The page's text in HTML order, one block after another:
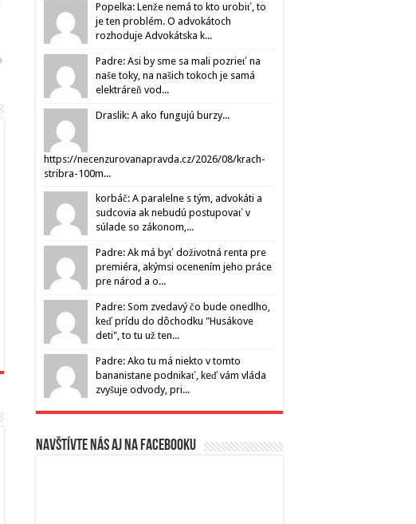
Popelka: Lenže nemá to kto urobiť, to
je ten problém. O advokátoch
rozhoduje Advokátska k...
Padre: Asi by sme sa mali pozrieť na
naše toky, na našich tokoch je samá
elektráreň vod...
Draslik: A ako fungujú burzy...
https://necenzurovanapravda.cz/2026/08/krach-
stribra-100m...
korbáč: A paralelne s tým, advokáti a
sudcovia ak nebudú postupovať v
súlade so zákonom,...
Padre: Ak má byť doživotná renta pre
premiéra, akýmsi ocenením jeho práce
pre národ a o...
Padre: Som zvedavý čo bude onedlho,
keď prídu do dôchodku "Husákove
deti", to tu už ten...
Padre: Ako tu má niekto v tomto
bananistane podnikať, keď vám vláda
zvyšuje odvody, pri...
Navštívte nás aj na Facebooku